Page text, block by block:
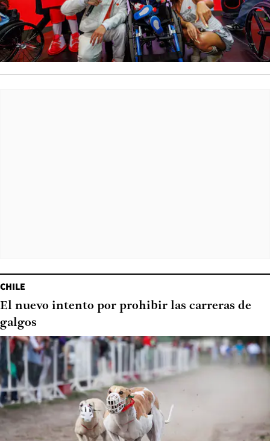
CHILE
El nuevo intento por prohibir las carreras de
galgos